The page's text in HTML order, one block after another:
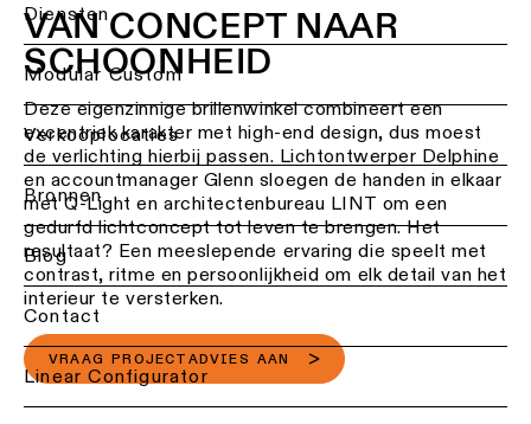
opbouw
Plafondverlichting
-
inbouw
Plafondverlichting
-
Plafondverlichting
-
profielen
Back
Verlichting
per
sector
Retailverlichting
Kantoorverlichting
Residentiële
verlichting
Horecaverlichting
Diensten
Lichtstudie
&
DIALux-
ontwerpen
Projectadvies
op
maat
Product
op
maat
Modular Custom
Verkooplocaties
Bronnen
Blog
Contact
Back
Lichtdiensten
Linear Configurator
VAN CONCEPT NAAR
SCHOONHEID
Deze eigenzinnige brillenwinkel combineert een
excentriek karakter met high-end design, dus moest
de verlichting hierbij passen. Lichtontwerper Delphine
en accountmanager Glenn sloegen de handen in elkaar
met Q-Light en architectenbureau LINT om een
gedurfd lichtconcept tot leven te brengen. Het
resultaat? Een meeslepende ervaring die speelt met
contrast, ritme en persoonlijkheid om elk detail van het
interieur te versterken.
VRAAG PROJECTADVIES AAN